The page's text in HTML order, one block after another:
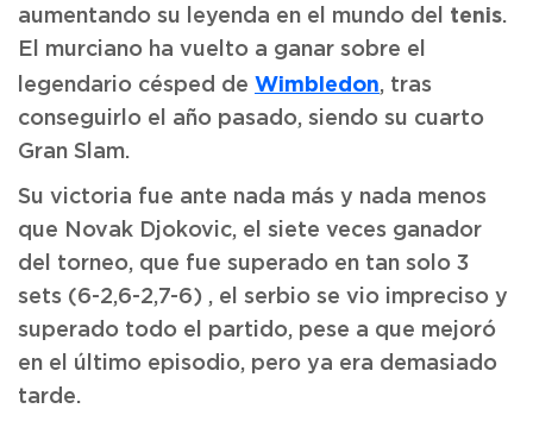
aumentando su leyenda en el mundo del tenis.
El murciano ha vuelto a ganar sobre el
legendario césped de Wimbledon, tras
conseguirlo el año pasado, siendo su cuarto
Gran Slam.
Su victoria fue ante nada más y nada menos
que Novak Djokovic, el siete veces ganador
del torneo, que fue superado en tan solo 3
sets (6-2,6-2,7-6) , el serbio se vio impreciso y
superado todo el partido, pese a que mejoró
en el último episodio, pero ya era demasiado
tarde.